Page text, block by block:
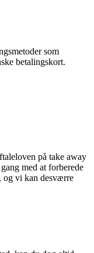
som
betalingskort.
på take away
med at forberede
og vi kan desværre